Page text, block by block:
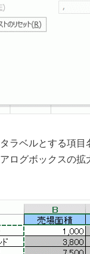
ラベルとする項目
ログボックスの拡